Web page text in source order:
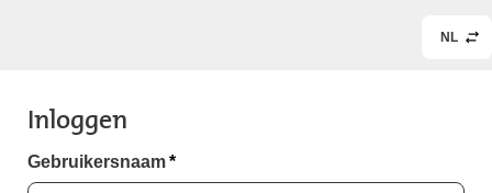
NL
Inloggen
Gebruikersnaam*